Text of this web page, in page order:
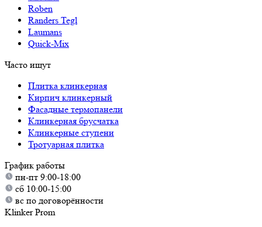
Roben
Randers Tegl
Laumans
Quick-Mix
Часто ищут
Плитка клинкерная
Кирпич клинкерный
Фасадные термопанели
Клинкерная брусчатка
Клинкерные ступени
Тротуарная плитка
График работы
пн-пт 9:00-18:00
сб 10:00-15:00
вс по договорённости
Klinker Prom